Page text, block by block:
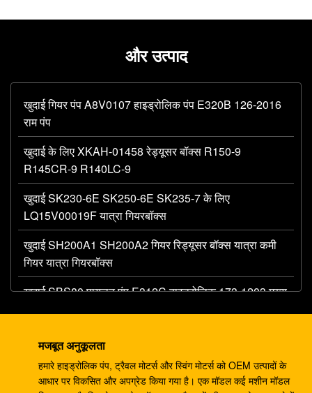
और उत्पाद
खुदाई गियर पंप A8V0107 हाइड्रोलिक पंप E320B 126-2016
राम पंप
खुदाई के लिए XKAH-01458 रेड्यूसर बॉक्स R150-9
R145CR-9 R140LC-9
खुदाई SK230-6E SK250-6E SK235-7 के लिए
LQ15V00019F यात्रा गियरबॉक्स
खुदाई SH200A1 SH200A2 गियर रिड्यूसर बॉक्स यात्रा कमी
गियर यात्रा गियरबॉक्स
खुदाई SBS80 पायलट पंप E312C हाइड्रोलिक 173-1203 मुख्य
खुदाई करने वाला AP12 हाइड्रोलिक गियर पंप E320 E325
087-4719 हाइड्रोलिक पंप
4278696 हाइड्रोलिक गियर पंप, ZX225 ZX180 ZX210W के
मजबूत अनुकूलता
हमारे हाइड्रोलिक पंप, ट्रैवल मोटर्स और स्विंग मोटर्स को OEM उत्पादों के
आधार पर विकसित और अपग्रेड किया गया है। एक मॉडल कई मशीन मॉडल